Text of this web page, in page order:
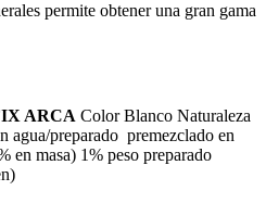
permite obtener una gran gama
ARCA Color Blanco Naturaleza
agua/preparado premezclado en
en masa) 1% peso preparado